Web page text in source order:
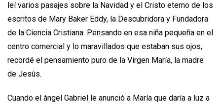
leí varios pasajes sobre la Navidad y el Cristo eterno de los
escritos de Mary Baker Eddy, la Descubridora y Fundadora
de la Ciencia Cristiana. Pensando en esa niña pequeña en el
centro comercial y lo maravillados que estaban sus ojos,
recordé el pensamiento puro de la Virgen María, la madre
de Jesús.
Cuando el ángel Gabriel le anunció a María que daría a luz a